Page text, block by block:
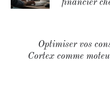
financier
Optimiser vos
Cortex comme